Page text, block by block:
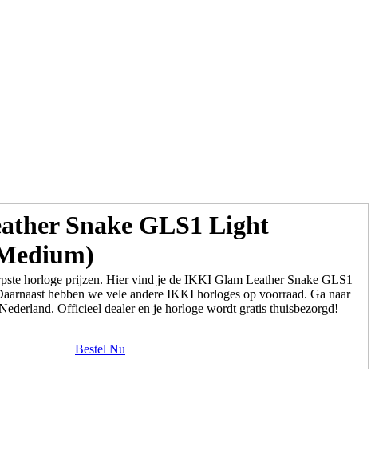
Snake GLS1 Light
horloge prijzen. Hier vind je de IKKI Glam Leather Snake GLS1
hebben we vele andere IKKI horloges op voorraad. Ga naar
Officieel dealer en je horloge wordt gratis thuisbezorgd!
Bestel Nu